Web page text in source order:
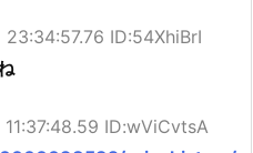
ID:54XhiBrI
ID:wViCvtsA